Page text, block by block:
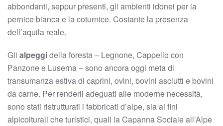
abbondanti, seppur presenti, gli ambienti idonei per la
pernice bianca e la coturnice. Costante la presenza
dell’aquila reale.
Gli alpeggidella foresta – Legnone, Cappello con
Panzone e Luserna – sono ancora oggi meta di
transumanza estiva di caprini, ovini, bovini asciutti e bovini
da carne. Per renderli adeguati alle moderne necessità,
sono stati ristrutturati i fabbricati d’alpe, sia ai fini
alpicolturali che turistici, quali la Capanna Sociale all’Alpe